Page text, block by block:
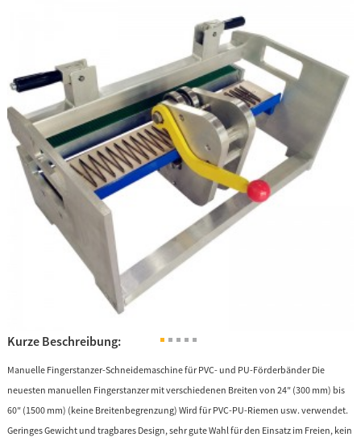
Kurze Beschreibung:
Manuelle Fingerstanzer-Schneidemaschine für PVC- und PU-Förderbänder Die
neuesten manuellen Fingerstanzer mit verschiedenen Breiten von 24″ (300 mm) bis
60″ (1500 mm) (keine Breitenbegrenzung) Wird für PVC-PU-Riemen usw. verwendet.
Geringes Gewicht und tragbares Design, sehr gute Wahl für den Einsatz im Freien, kein